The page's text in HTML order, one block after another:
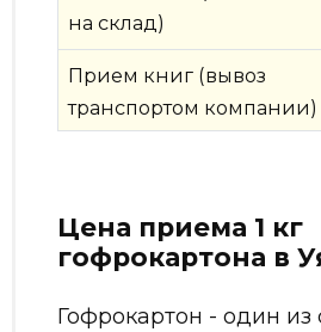
на склад)
Прием книг (вывоз
транспортом компании)
Цена приема 1 кг
гофрокартона в
Гофрокартон - один из